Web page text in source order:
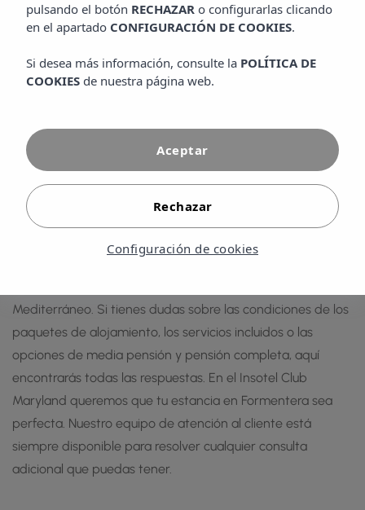
hotel de tres estrellas en Formentera, una de las islas más
tranquilas y exclusivas del Mediterráneo. Hemos recopilado
toda la información que necesitas para organizar tu
estancia: procesos de reserva, políticas de cancelación,
hotel. Descubre las características de nuestras
habitaciones y apartamentos, las instalaciones del
complejo —piscinas, restaurantes, bares y zonas de ocio—
y las actividades disponibles durante tu estancia en
Formentera. Encontrarás también información sobre cómo
llegar a Formentera desde Ibiza en ferry, los traslados
Mediterráneo. Si tienes dudas sobre las condiciones de los
paquetes de alojamiento, los servicios incluidos o las
opciones de media pensión y pensión completa, aquí
encontrarás todas las respuestas. En el Insotel Club
Maryland queremos que tu estancia en Formentera sea
perfecta. Nuestro equipo de atención al cliente está
siempre disponible para resolver cualquier consulta
adicional que puedas tener.
pulsando el botón RECHAZAR o configurarlas clicando
en el apartado CONFIGURACIÓN DE COOKIES.
Si desea más información, consulte la POLÍTICA DE
COOKIES de nuestra página web.
Configuración de cookies
Rechazar
Aceptar